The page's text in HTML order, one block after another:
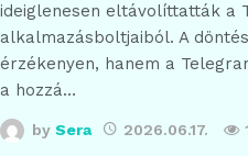
ideiglenesen eltávolíttatták a
alkalmazásboltjaiból. A
érzékenyen, hanem a
a hozzá…
by Sera 2026.06.17.